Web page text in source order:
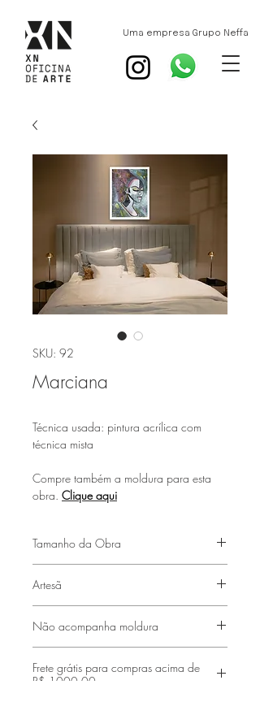
Uma empresa Grupo Neffa
SKU: 92
Marciana
Técnica usada: pintura acrílica com
técnica mista
Compre também a moldura para esta
obra. Clique aqui
Tamanho da Obra
Artesã
Não acompanha moldura
Frete grátis para compras acima de
R$ 1000,00